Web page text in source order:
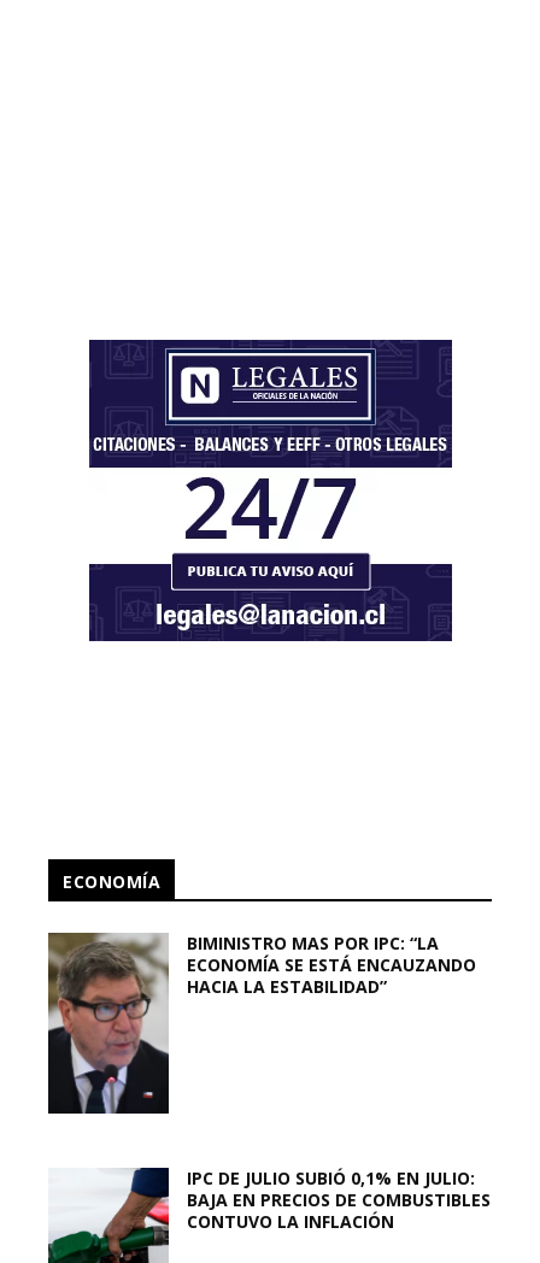
ECONOMÍA
BIMINISTRO MAS POR IPC: “LA
ECONOMÍA SE ESTÁ ENCAUZANDO
HACIA LA ESTABILIDAD”
IPC DE JULIO SUBIÓ 0,1% EN JULIO:
BAJA EN PRECIOS DE COMBUSTIBLES
CONTUVO LA INFLACIÓN